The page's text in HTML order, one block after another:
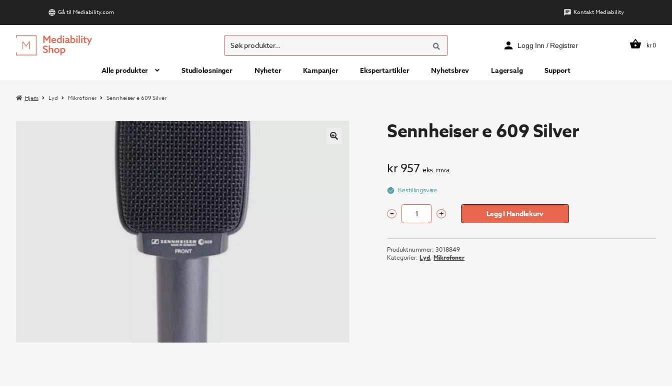
Gå til Mediability.com Kontakt Mediability
Hopp
til
Hopp
til
Søk
etter:
SØK
Logg Inn / Registrer kr0
Alle produkter Studioløsninger Nyheter Kampanjer Ekspertartikler Nyhetsbrev Lagersalg Support
Hjem Lyd Mikrofoner Sennheiser e 609 Silver
Sennheiser e 609 Silver
kr957 eks. mva.
Bestillingsvare
Sennheiser
609
Silver
antall
– + Legg I Handlekurv
Produktnummer:3018849
Kategorier:Lyd,Mikrofoner